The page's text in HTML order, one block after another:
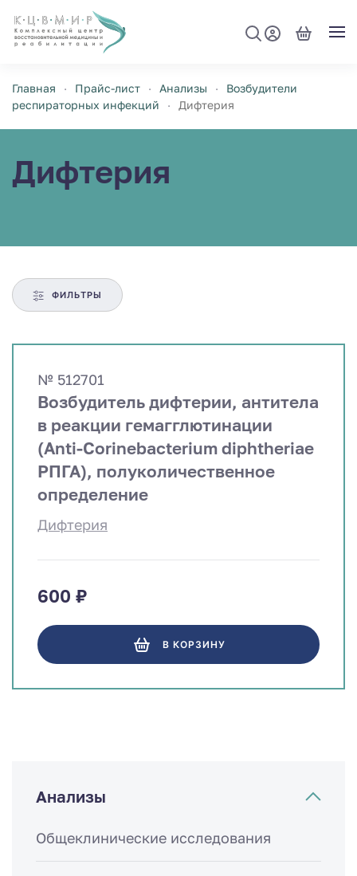
Перейти к содержимому
Главная Прайс-лист Анализы
Возбудители
респираторных инфекций
Дифтерия
Дифтерия
ФИЛЬТРЫ
Анализы
Общеклинические исследования
№ 512701
Возбудитель дифтерии, антитела
в реакции гемагглютинации
(Anti-Сorinebacterium diphtheriae
РПГА), полуколичественное
определение
Дифтерия
600 ₽
В КОРЗИНУ